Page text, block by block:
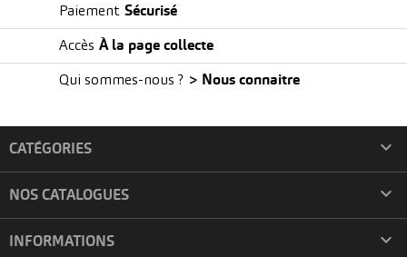
VOIR LE PRODUIT
Paiement Sécurisé
Accès À la page collecte
Qui sommes-nous ? > Nous connaitre
CATÉGORIES 
NOS CATALOGUES 
INFORMATIONS 